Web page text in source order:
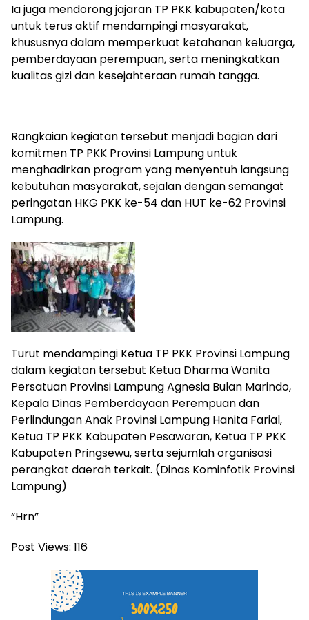
Ia juga mendorong jajaran TP PKK kabupaten/kota
untuk terus aktif mendampingi masyarakat,
khususnya dalam memperkuat ketahanan keluarga,
pemberdayaan perempuan, serta meningkatkan
kualitas gizi dan kesejahteraan rumah tangga.
Rangkaian kegiatan tersebut menjadi bagian dari
komitmen TP PKK Provinsi Lampung untuk
menghadirkan program yang menyentuh langsung
kebutuhan masyarakat, sejalan dengan semangat
peringatan HKG PKK ke-54 dan HUT ke-62 Provinsi
Lampung.
Turut mendampingi Ketua TP PKK Provinsi Lampung
dalam kegiatan tersebut Ketua Dharma Wanita
Persatuan Provinsi Lampung Agnesia Bulan Marindo,
Kepala Dinas Pemberdayaan Perempuan dan
Perlindungan Anak Provinsi Lampung Hanita Farial,
Ketua TP PKK Kabupaten Pesawaran, Ketua TP PKK
Kabupaten Pringsewu, serta sejumlah organisasi
perangkat daerah terkait. (Dinas Kominfotik Provinsi
Lampung)
“Hrn”
Post Views: 116